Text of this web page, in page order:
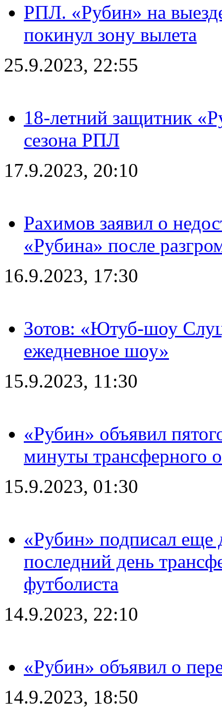
РПЛ. «Рубин» на
покинул зону вылета
25.9.2023, 22:55
18-летний защитник
сезона РПЛ
17.9.2023, 20:10
Рахимов заявил о
«Рубина» после
16.9.2023, 17:30
Зотов: «Ютуб-шоу
ежедневное шоу»
15.9.2023, 11:30
«Рубин» объявил
минуты трансферного
15.9.2023, 01:30
«Рубин» подписал еще
последний день
футболиста
14.9.2023, 22:10
«Рубин» объявил о
14.9.2023, 18:50